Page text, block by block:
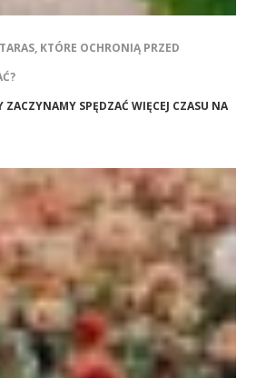
KTÓRE OCHRONIĄ PRZED
SPĘDZAĆ WIĘCEJ CZASU NA